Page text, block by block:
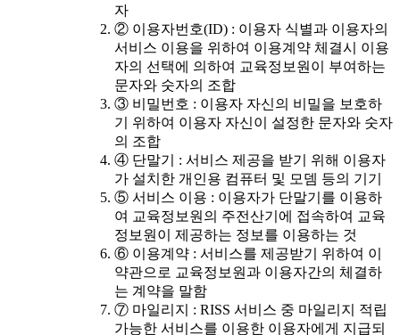
자
② 이용자번호(ID) : 이용자 식별과 이용자의
서비스 이용을 위하여 이용계약 체결시 이용
자의 선택에 의하여 교육정보원이 부여하는
문자와 숫자의 조합
③ 비밀번호 : 이용자 자신의 비밀을 보호하
기 위하여 이용자 자신이 설정한 문자와 숫자
의 조합
④ 단말기 : 서비스 제공을 받기 위해 이용자
가 설치한 개인용 컴퓨터 및 모뎀 등의 기기
⑤ 서비스 이용 : 이용자가 단말기를 이용하
여 교육정보원의 주전산기에 접속하여 교육
정보원이 제공하는 정보를 이용하는 것
⑥ 이용계약 : 서비스를 제공받기 위하여 이
약관으로 교육정보원과 이용자간의 체결하
는 계약을 말함
⑦ 마일리지 : RISS 서비스 중 마일리지 적립
가능한 서비스를 이용한 이용자에게 지급되